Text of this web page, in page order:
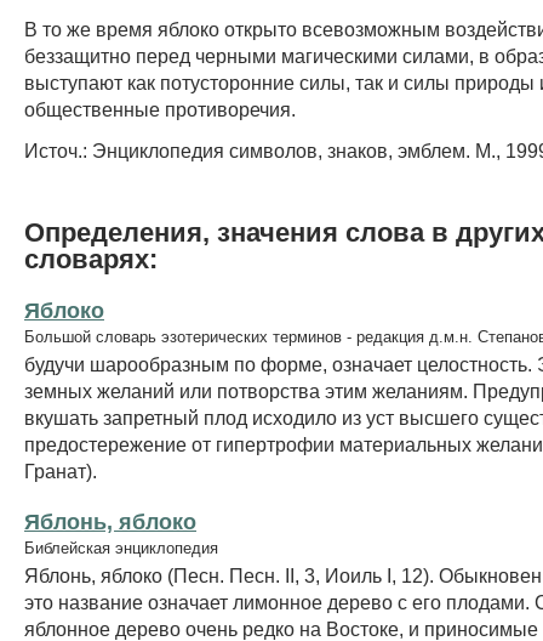
В то же время яблоко открыто всевозможным
беззащитно перед черными магическими силами, в
выступают как потусторонние силы, так и силы природы
общественные противоречия.
Источ.: Энциклопедия символов, знаков, эмблем. М.,
Определения, значения слова в
словарях:
Яблоко
Большой словарь эзотерических терминов - редакция д.м.н.
будучи шарообразным по форме, означает целостность.
земных желаний или потворства этим желаниям.
вкушать запретный плод исходило из уст высшего
предостережение от гипертрофии материальных
Гранат).
Яблонь, яблоко
Библейская энциклопедия
Яблонь, яблоко (Песн. Песн. II, 3, Иоиль I, 12).
это название означает лимонное дерево с его плодами.
яблонное дерево очень редко на Востоке, и